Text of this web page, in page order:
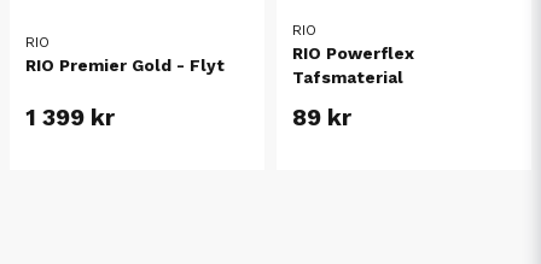
RIO
RIO Premier Gold - Flyt
1 399 kr
RIO
RIO Powerflex
Tafsmaterial
89 kr